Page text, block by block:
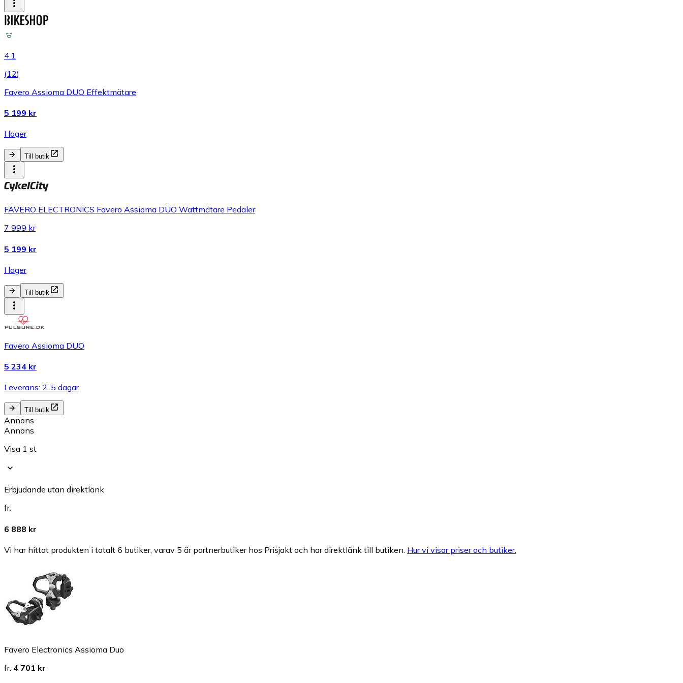
4.1
(12)
Favero Assioma DUO Effektmätare
5 199 kr
I lager
Till butik
FAVERO ELECTRONICS Favero Assioma DUO Wattmätare Pedaler
7 999 kr
5 199 kr
I lager
Till butik
Favero Assioma DUO
5 234 kr
Leverans: 2-5 dagar
Till butik
Annons
Annons
Visa 1 st
Erbjudande utan direktlänk
fr.
6 888 kr
Vi har hittat produkten i totalt 6 butiker, varav 5 är partnerbutiker hos Prisjakt och har direktlänk till butiken. Hur vi visar priser och butiker.
Favero Electronics Assioma Duo
fr. 4 701 kr